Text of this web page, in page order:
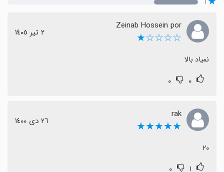
Zeinab Hossein por
☆☆☆☆★ ٢ تیر ١٤٠٥
نمیاد بالا
۰ ۰
rak
★★★★★ ٢٦ دی ١٤٠٠
۲۰
۱ ۰